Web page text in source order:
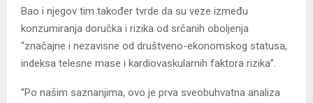
Bao i njegov tim također tvrde da su veze između
konzumiranja doručka i rizika od srčanih oboljenja
“značajne i nezavisne od društveno-ekonomskog statusa,
indeksa telesne mase i kardiovaskularnih faktora rizika”.
“Po našim saznanjima, ovo je prva sveobuhvatna analiza